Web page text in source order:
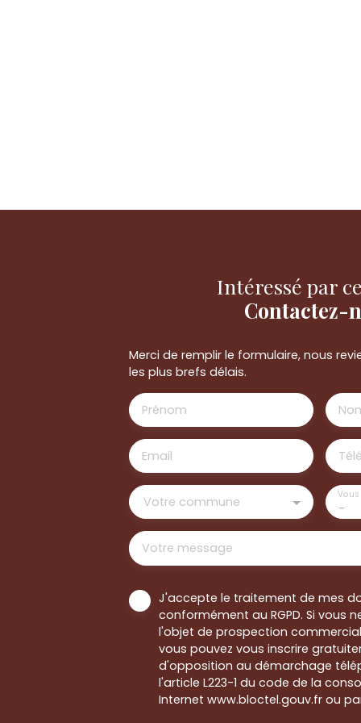
Intéressé par
Contactez-
Merci de remplir le formulaire, nous
les plus brefs délais.
Prénom
Email
Votre commune -
Vous
Votre message
J'accepte le traitement de mes
conformément au RGPD. Si vous
l'objet de prospection
vous pouvez vous inscrire
d'opposition au démarchage
l'article L223-1 du code de la
Internet www.bloctel.gouv.fr ou